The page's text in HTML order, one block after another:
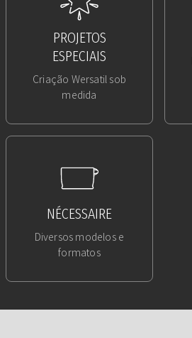
PROJETOS
ESPECIAIS
Criação Wersatil sob
medida
NÉCESSAIRE
Diversos modelos e
formatos